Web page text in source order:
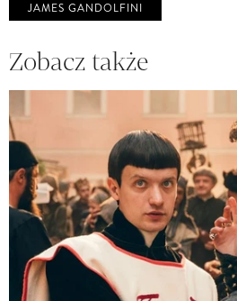
JAMES GANDOLFINI
Zobacz także